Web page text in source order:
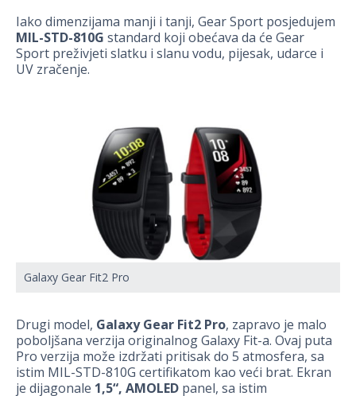
Iako dimenzijama manji i tanji, Gear Sport posjedujem
MIL-STD-810G standard koji obećava da će Gear
Sport preživjeti slatku i slanu vodu, pijesak, udarce i
UV zračenje.
Galaxy Gear Fit2 Pro
Drugi model, Galaxy Gear Fit2 Pro, zapravo je malo
poboljšana verzija originalnog Galaxy Fit-a. Ovaj puta
Pro verzija može izdržati pritisak do 5 atmosfera, sa
istim MIL-STD-810G certifikatom kao veći brat. Ekran
je dijagonale 1,5“, AMOLED panel, sa istim